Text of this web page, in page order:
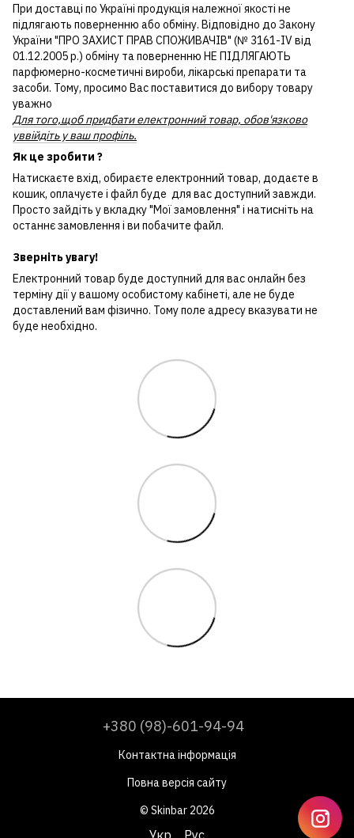
При доставці по Україні продукція належної якості не
підлягають поверненню або обміну. Відповідно до Закону
України "ПРО ЗАХИСТ ПРАВ СПОЖИВАЧІВ" (№ 3161-IV від
01.12.2005 р.) обміну та поверненню НЕ ПІДЛЯГАЮТЬ
парфюмерно-косметичні вироби, лікарські препарати та
засоби. Тому, просимо Вас поставитися до вибору товару
уважно
Для того,щоб придбати електронний товар, обов'язково
уввійдіть у ваш профіль.
Як це зробити ?
Натискаєте вхід, обираєте електронний товар, додаєте в
кошик, оплачуєте і файл буде для вас доступний завжди.
Просто зайдіть у вкладку "Мої замовлення" і натисніть на
останнє замовлення і ви побачите файл.
Зверніть увагу!
Електронний товар буде доступний для вас онлайн без
терміну дії у вашому особистому кабінеті, але не буде
доставлений вам фізично. Тому поле адресу вказувати не
буде необхідно.
+380 (98)-601-94-94
Контактна інформація
Повна версія сайту
© Skinbar 2026
Укр Рус